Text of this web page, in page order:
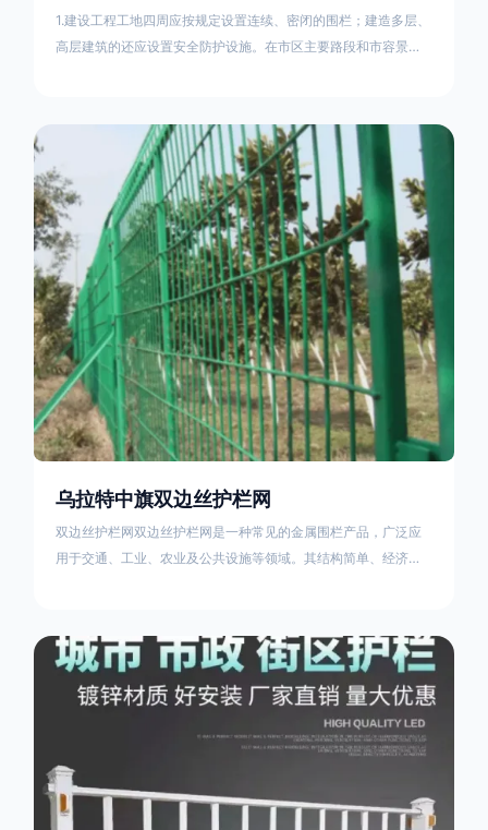
1.建设工程工地四周应按规定设置连续、密闭的围栏；建造多层、
高层建筑的还应设置安全防护设施。在市区主要路段和市容景观
料应保证围栏稳固、整洁、美观。市政工程项目工地，可按工程
进度分段设置围栏或按规定使用统一的连续性护栏设施。施工单
位不得在工地围栏外堆放建筑材料、垃圾和工程渣土。在
乌拉特中旗双边丝护栏网
双边丝护栏网双边丝护栏网是一种常见的金属围栏产品，广泛应
用于交通、工业、农业及公共设施等领域。其结构简单、经济实
边丝护栏网由低碳钢丝（Q235材质）通过焊接或编织形成网格结
构，网片两侧各有一根加固的纵向钢丝（双边丝），用于与立柱
连接固定。其表面通常采用镀锌、喷塑或浸塑处理，以增强耐腐